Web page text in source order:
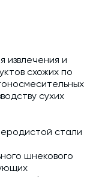
извлечения и
схожих по
сухих
стали
шнекового